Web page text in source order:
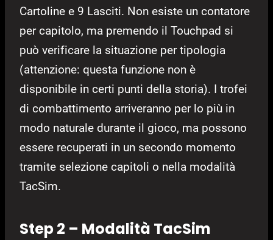
Cartoline e 9 Lasciti. Non esiste un contatore
per capitolo, ma premendo il Touchpad si
può verificare la situazione per tipologia
(attenzione: questa funzione non è
disponibile in certi punti della storia). I trofei
di combattimento arriveranno per lo più in
modo naturale durante il gioco, ma possono
essere recuperati in un secondo momento
tramite selezione capitoli o nella modalità
TacSim.
Step 2 – Modalità TacSim